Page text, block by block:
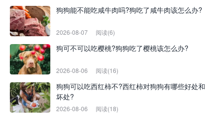
狗狗能不能吃咸牛肉吗?狗吃了咸牛肉该怎么办?
2026-08-07 阅读(6)
狗可不可以吃樱桃?狗狗吃了樱桃该怎么办?
2026-08-06 阅读(16)
狗狗可以吃西红柿不?西红柿对狗狗有哪些好处和
坏处?
2026-08-06 阅读(18)